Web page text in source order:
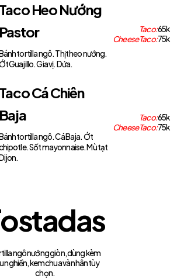
Taco Heo Nướng
Pastor
Bánh tortilla ngô. Thịt heo nướng.
Guajillo. Gia vị. Dứa.
Taco:65k
Cheese Taco:75k
Taco Cá Chiên
Baja
Bánh tortilla ngô. Cá Baja. Ớt
Sốt mayonnaise. Mù tạt
Dijon.
Taco:65k
Cheese Taco:75k
ostadas
ngô nướng giòn, dùng kèm
nghiền, kem chua và nhân tùy
chọn.